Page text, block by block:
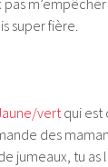
super fière.
vertqui est
des
de jumeaux, tu